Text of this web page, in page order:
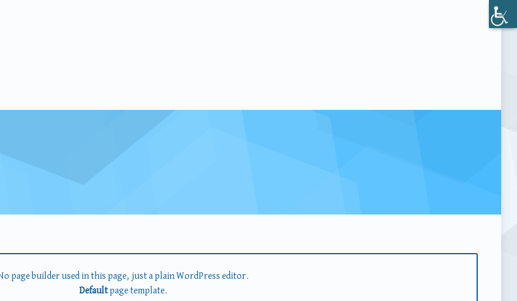
page builder used in this page, just a plain WordPress editor.
Defaultpage template.